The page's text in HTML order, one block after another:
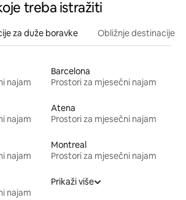
treba istražiti
za duže boravke Obližnje destinacije
najam
Barcelona
Prostori za mjesečni najam
najam
Atena
Prostori za mjesečni najam
najam
Montreal
Prostori za mjesečni najam
najam
Prikaži više